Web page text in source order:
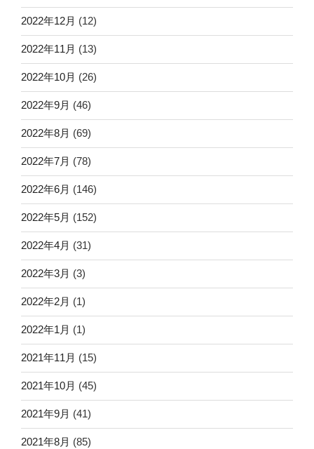
2022年12月 (12)
2022年11月 (13)
2022年10月 (26)
2022年9月 (46)
2022年8月 (69)
2022年7月 (78)
2022年6月 (146)
2022年5月 (152)
2022年4月 (31)
2022年3月 (3)
2022年2月 (1)
2022年1月 (1)
2021年11月 (15)
2021年10月 (45)
2021年9月 (41)
2021年8月 (85)